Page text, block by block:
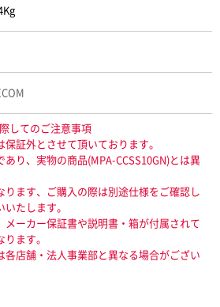
してのご注意事項
証外とさせて頂いております。
り、実物の商品(MPA-CCSS10GN)とは異
ます、ご購入の際は別途仕様をご確認し
たします。
ーカー保証書や説明書・箱が付属されて
ます。
店舗・法人事業部と異なる場合がござい